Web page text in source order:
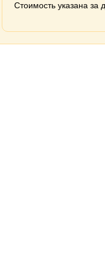
Стоимость указана за